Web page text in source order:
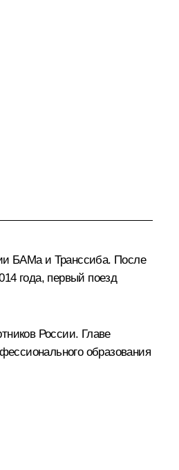
БАМа и Транссиба. После
года, первый поезд
России. Главе
образования